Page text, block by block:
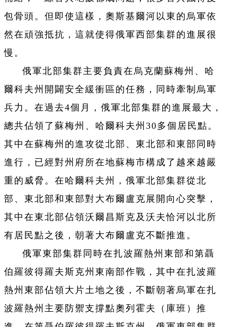
包骨頭。但即使這樣，奧斯基爾河以東的烏軍依
然在頑強抵抗，這就使得俄軍西部集群的進展很
慢。
俄軍北部集群主要負責在烏克蘭蘇梅州、哈
爾科夫州開闢安全緩衝區的任務，同時牽制烏軍
兵力。在過去4個月，俄軍北部集群的進展最大，
總共佔領了蘇梅州、哈爾科夫州30多個居民點。
其中在蘇梅州的進攻從北部、東北部和東部同時
進行，已經對州府所在地蘇梅市構成了越來越嚴
重的威脅。在哈爾科夫州，俄軍北部集群從北
部、東北部和東部對大布爾盧克展開向心突擊，
其中在東北部佔領沃爾昌斯克及沃夫恰河以北所
有居民點之後，朝著大布爾盧克不斷推進。
俄軍東部集群同時在扎波羅熱州東部和第聶
伯羅彼得羅夫斯克州東南部作戰，其中在扎波羅
熱州東部佔領大片土地之後，不斷朝著烏軍在扎
波羅熱州主要防禦支撐點奧列霍夫（庫班）推